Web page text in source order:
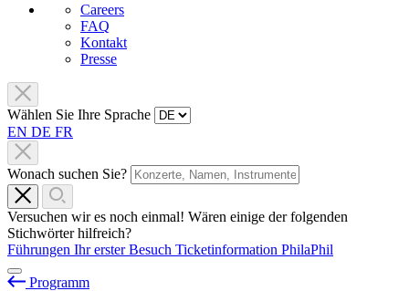
Careers
FAQ
Kontakt
Presse
Wählen Sie Ihre Sprache
EN DE FR
Wonach suchen Sie?
Versuchen wir es noch einmal! Wären einige der folgenden
Stichwörter hilfreich?
Führungen Ihr erster Besuch Ticketinformation PhilaPhil
Programm